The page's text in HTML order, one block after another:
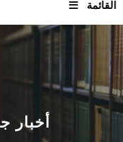
القائمة